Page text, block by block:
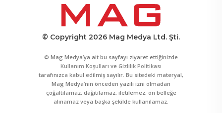
© Copyright 2026 Mag Medya Ltd. Şti.
© Mag Medya’ya ait bu sayfayı ziyaret ettiğinizde
Kullanım Koşulları ve Gizlilik Politikası
tarafınızca kabul edilmiş sayılır. Bu sitedeki materyal,
Mag Medya’nın önceden yazılı izni olmadan
çoğaltılamaz, dağıtılamaz, iletilemez, ön belleğe
alınamaz veya başka şekilde kullanılamaz.